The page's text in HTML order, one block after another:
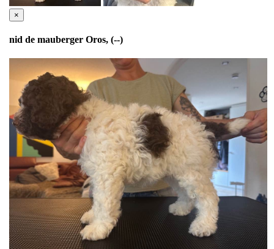
×
nid de mauberger Oros, (--)